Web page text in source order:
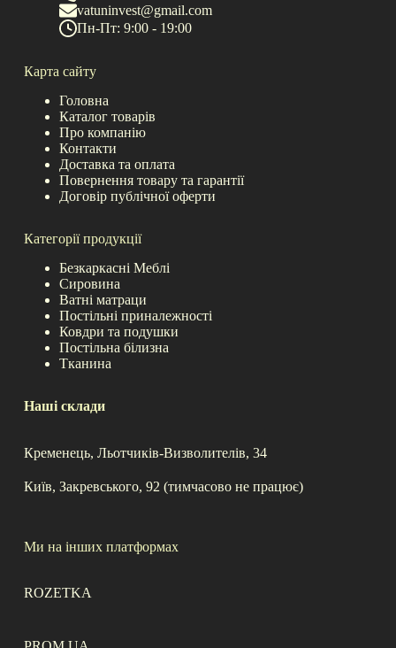
vatuninvest@gmail.com
Пн-Пт: 9:00 - 19:00
Карта сайту
Головна
Каталог товарів
Про компанію
Контакти
Доставка та оплата
Повернення товару та гарантії
Договір публічної оферти
Категорії продукції
Безкаркасні Меблі
Сировина
Ватні матраци
Постільні приналежності
Ковдри та подушки
Постільна білизна
Тканина
Наші склади
Кременець, Льотчиків-Визволителів, 34
Київ, Закревського, 92 (тимчасово не працює)
Ми на інших платформах
ROZETKA